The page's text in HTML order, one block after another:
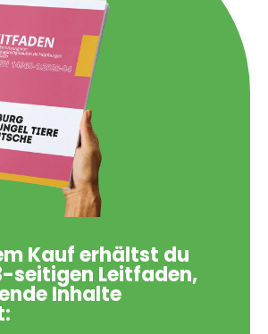
Kauf erhältst du
seitigen Leitfaden,
Inhalte